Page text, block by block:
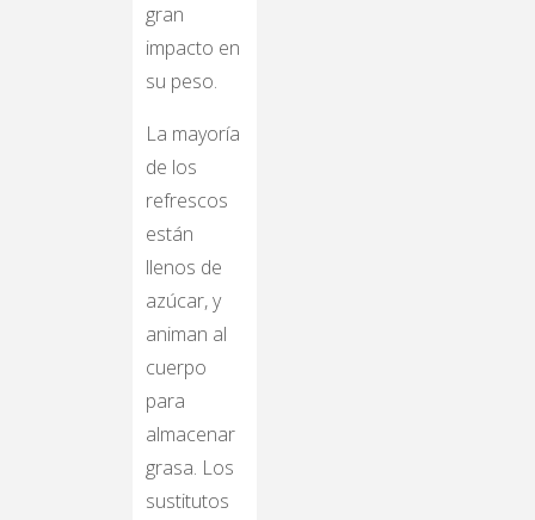
gran
impacto en
su peso.
La mayoría
de los
refrescos
están
llenos de
azúcar, y
animan al
cuerpo
para
almacenar
grasa. Los
sustitutos